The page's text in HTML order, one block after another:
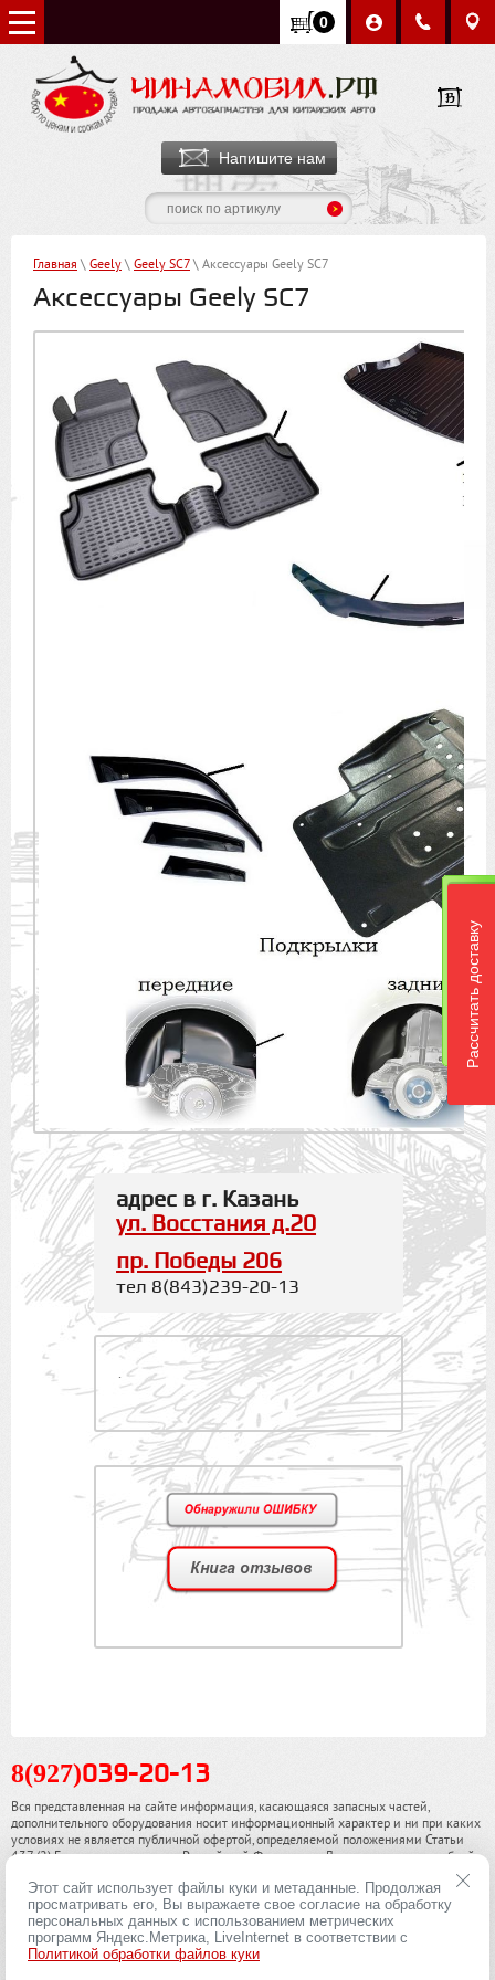
0
Напишите нам
Главная \ Geely \ Geely SC7 \ Аксессуары Geely SC7
Аксессуары Geely SC7
адрес в г. Казань
ул. Восстания д.20
пр. Победы 206
тел 8(843)239-20-13
.
8(927)039-20-13
Вся представленная на сайте информация, касающаяся запасных частей,
дополнительного оборудования носит информационный характер и ни при каких
условиях не является публичной офертой, определяемой положениями Статьи
437 (2) Гражданского кодекса Российской Федерации. Для получения подробной
информации, пожалуйста, обращайтесь к нашим специалистам. чинамобил.рф ©
2013-2026. Все права охраняются законом.
Политика конфиденциальности
Этот сайт использует файлы куки и метаданные. Продолжая
просматривать его, Вы выражаете свое согласие на обработку
персональных данных с использованием метрических
программ Яндекс.Метрика, LiveInternet в соответствии с
Политикой обработки файлов куки
Рассчитать доставку